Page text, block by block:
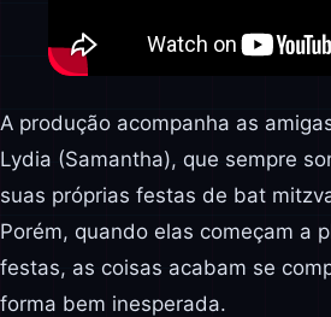
A produção acompanha as
Lydia (Samantha), que sempre
suas próprias festas de bat
Porém, quando elas começam a
festas, as coisas acabam se
forma bem inesperada.